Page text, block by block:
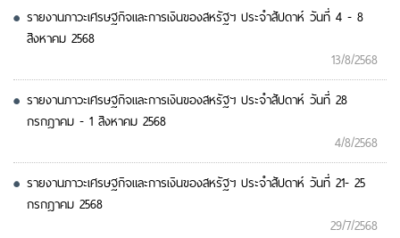
รายงานภาวะเศรษฐกิจและการเงินของสหรัฐฯ ประจำสัปดาห์ วันที่ 4 - 8
สิงหาคม 2568
13/8/2568
รายงานภาวะเศรษฐกิจและการเงินของสหรัฐฯ ประจำสัปดาห์ วันที่ 28
กรกฎาคม - 1 สิงหาคม 2568
4/8/2568
รายงานภาวะเศรษฐกิจและการเงินของสหรัฐฯ ประจำสัปดาห์ วันที่ 21- 25
กรกฎาคม 2568
29/7/2568